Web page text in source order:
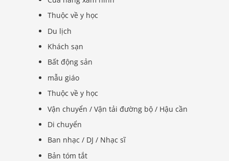
Thuộc về y học
Du lịch
Khách sạn
Bất động sản
mẫu giáo
Thuộc về y học
Vận chuyển / Vận tải đường bộ / Hậu cần
Di chuyển
Ban nhạc / DJ / Nhạc sĩ
Bản tóm tắt